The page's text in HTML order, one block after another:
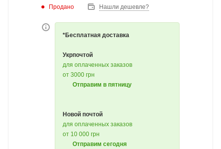
Продано Нашли дешевле?
*Бесплатная доставка
Укрпочтой
для оплаченных заказов
от 3000 грн
Отправим в пятницу
Новой почтой
для оплаченных заказов
от 10 000 грн
Отправим сегодня